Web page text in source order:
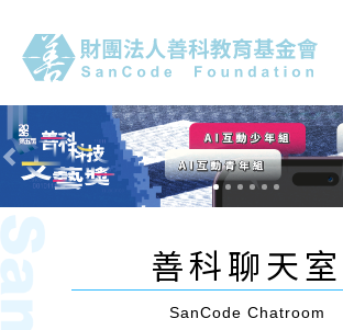
Previous
善科聊天室
SanCode Chatroom